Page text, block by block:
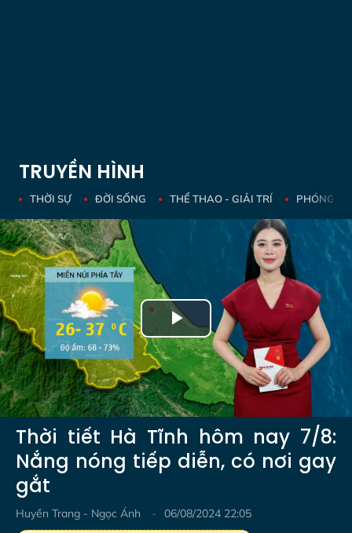
TRUYỀN HÌNH
THỜI SỰ ĐỜI SỐNG THỂ THAO - GIẢI TRÍ PHÓNG
Play
Video
Thời tiết Hà Tĩnh hôm nay 7/8:
Nắng nóng tiếp diễn, có nơi gay
gắt
Huyền Trang - Ngọc Ánh
06/08/2024 22:05